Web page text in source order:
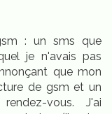
: un sms que
je n'avais pas
que mon
de gsm et un
vous. J'ai